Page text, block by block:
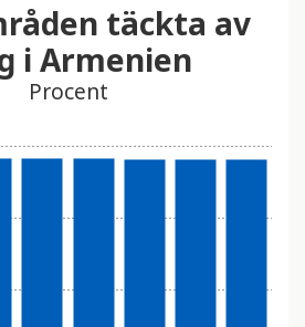
täckta av
i Armenien
Procent